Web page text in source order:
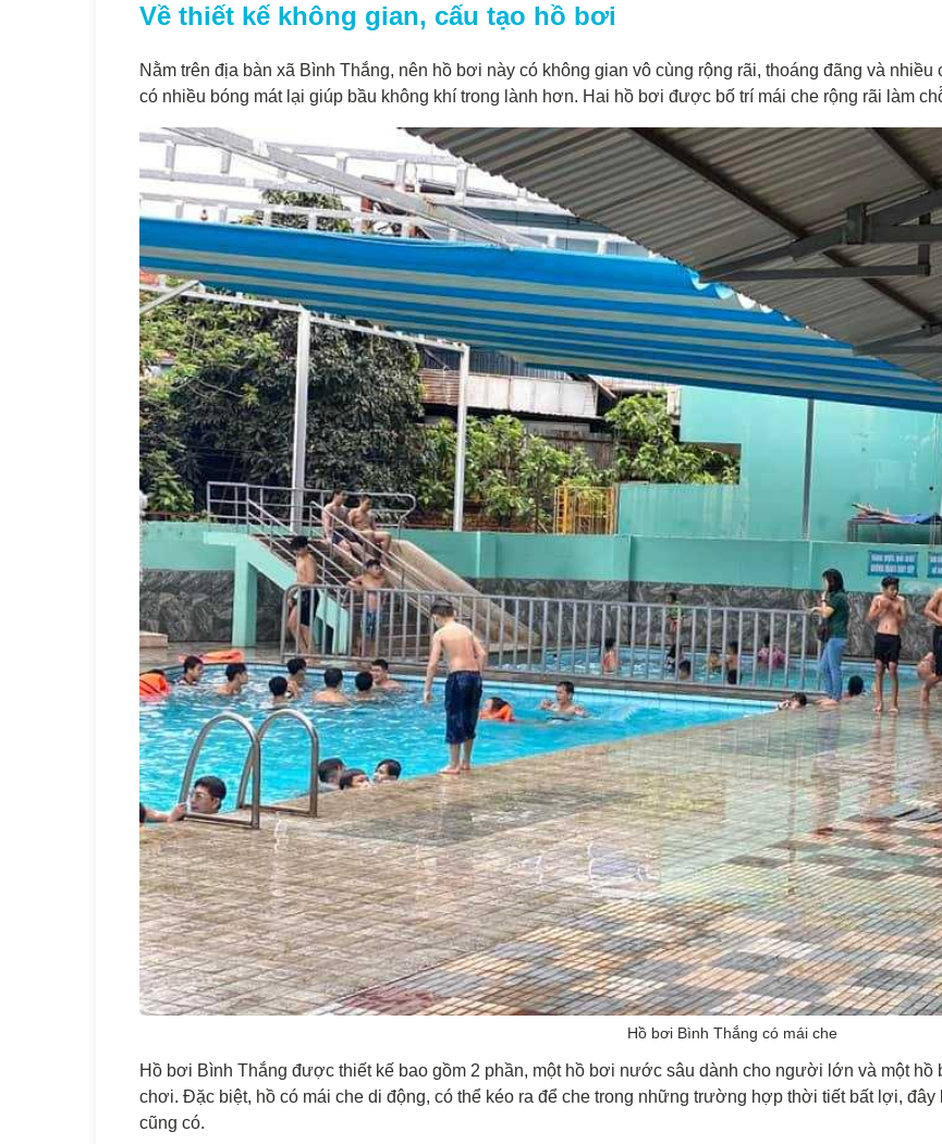
Về thiết kế không gian, cấu tạo hồ bơi
Nằm trên địa bàn xã Bình Thắng, nên hồ bơi này có không gian vô cùng rộng rãi, thoáng đãng và
có nhiều bóng mát lại giúp bầu không khí trong lành hơn. Hai hồ bơi được bố trí mái che rộng rãi làm
Hồ bơi Bình Thắng có mái che
Hồ bơi Bình Thắng được thiết kế bao gồm 2 phần, một hồ bơi nước sâu dành cho người lớn và một
chơi. Đặc biệt, hồ có mái che di động, có thể kéo ra để che trong những trường hợp thời tiết bất lợi, đây
cũng có.